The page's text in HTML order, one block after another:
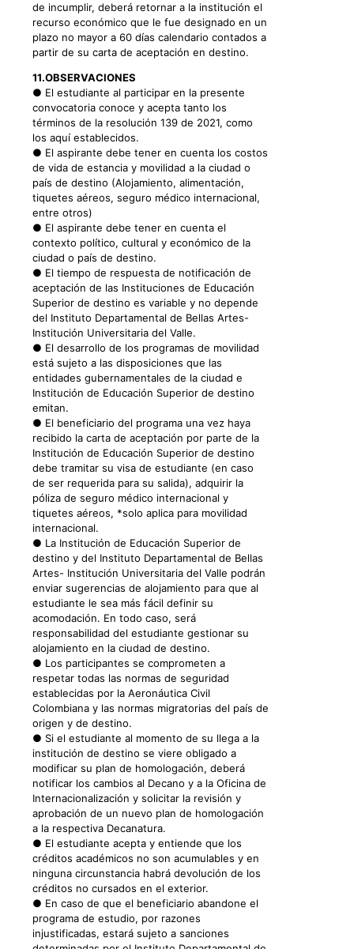
de incumplir, deberá retornar a la institución el
recurso económico que le fue designado en un
plazo no mayor a 60 días calendario contados a
partir de su carta de aceptación en destino.
11.OBSERVACIONES
● El estudiante al participar en la presente
convocatoria conoce y acepta tanto los
términos de la resolución 139 de 2021, como
los aquí establecidos.
● El aspirante debe tener en cuenta los costos
de vida de estancia y movilidad a la ciudad o
país de destino (Alojamiento, alimentación,
tiquetes aéreos, seguro médico internacional,
entre otros)
● El aspirante debe tener en cuenta el
contexto político, cultural y económico de la
ciudad o país de destino.
● El tiempo de respuesta de notificación de
aceptación de las Instituciones de Educación
Superior de destino es variable y no depende
del Instituto Departamental de Bellas Artes-
Institución Universitaria del Valle.
● El desarrollo de los programas de movilidad
está sujeto a las disposiciones que las
entidades gubernamentales de la ciudad e
Institución de Educación Superior de destino
emitan.
● El beneficiario del programa una vez haya
recibido la carta de aceptación por parte de la
Institución de Educación Superior de destino
debe tramitar su visa de estudiante (en caso
de ser requerida para su salida), adquirir la
póliza de seguro médico internacional y
tiquetes aéreos, *solo aplica para movilidad
internacional.
● La Institución de Educación Superior de
destino y del Instituto Departamental de Bellas
Artes- Institución Universitaria del Valle podrán
enviar sugerencias de alojamiento para que al
estudiante le sea más fácil definir su
acomodación. En todo caso, será
responsabilidad del estudiante gestionar su
alojamiento en la ciudad de destino.
● Los participantes se comprometen a
respetar todas las normas de seguridad
establecidas por la Aeronáutica Civil
Colombiana y las normas migratorias del país de
origen y de destino.
● Si el estudiante al momento de su llega a la
institución de destino se viere obligado a
modificar su plan de homologación, deberá
notificar los cambios al Decano y a la Oficina de
Internacionalización y solicitar la revisión y
aprobación de un nuevo plan de homologación
a la respectiva Decanatura.
● El estudiante acepta y entiende que los
créditos académicos no son acumulables y en
ninguna circunstancia habrá devolución de los
créditos no cursados en el exterior.
● En caso de que el beneficiario abandone el
programa de estudio, por razones
injustificadas, estará sujeto a sanciones